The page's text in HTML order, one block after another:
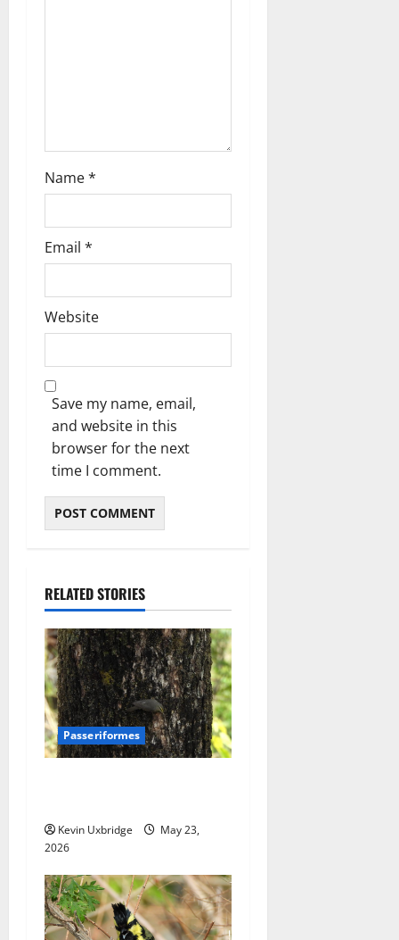
n
Name*
Email *
Website
Save my name, email,
and website in this
browser for the next
time I comment.
RELATED STORIES
Passeriformes
Kevin Uxbridge
May 23,
2026